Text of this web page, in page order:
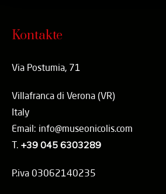
Kontakte
Via Postumia, 71
Villafranca di Verona (VR)
Italy
Email: info@museonicolis.com
T. +39 045 6303289
P.iva 03062140235